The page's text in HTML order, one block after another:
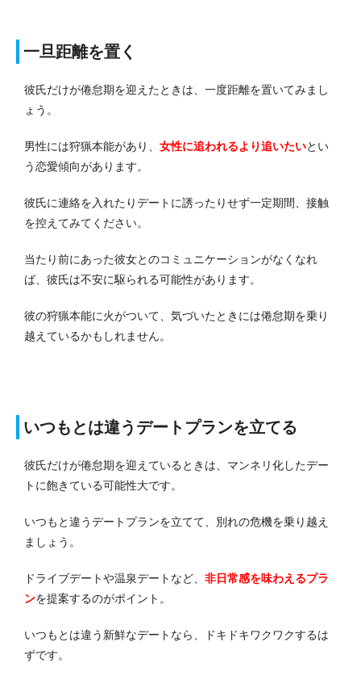
一旦距離を置く
彼氏だけが倦怠期を迎えたときは、一度距離を置いてみまし
ょう。
男性には狩猟本能があり、 女性に追われるより追いたいとい
う恋愛傾向があります。
彼氏に連絡を入れたりデートに誘ったりせず一定期間、接触
を控えてみてください。
当たり前にあった彼女とのコミュニケーションがなくなれ
ば、彼氏は不安に駆られる可能性があります。
彼の狩猟本能に火がついて、気づいたときには倦怠期を乗り
越えているかもしれません。
いつもとは違うデートプランを立てる
彼氏だけが倦怠期を迎えているときは、マンネリ化したデー
トに飽きている可能性大です。
いつもと違うデートプランを立てて、別れの危機を乗り越え
ましょう。
ドライブデートや温泉デートなど、 非日常感を味わえるプラ
ンを提案するのがポイント。
いつもとは違う新鮮なデートなら、ドキドキワクワクするは
ずです。